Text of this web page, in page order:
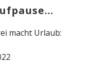
macht Urlaub: